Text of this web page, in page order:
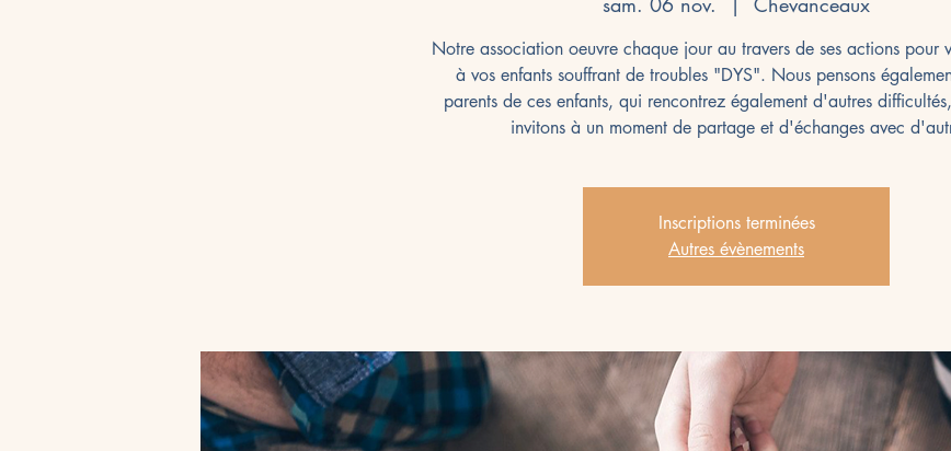
Notre association oeuvre chaque jour au travers de ses actions pour
à vos enfants souffrant de troubles "DYS". Nous pensons
parents de ces enfants, qui rencontrez également d'autres
invitons à un moment de partage et d'échanges avec
Inscriptions terminées
Autres évènements